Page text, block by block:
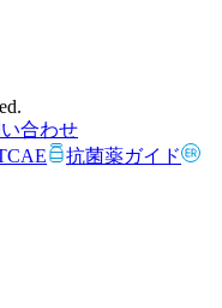
合わせ
抗菌薬ガイド